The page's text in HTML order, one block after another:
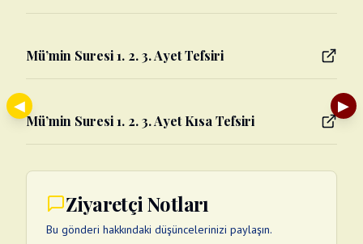
Mü’min Suresi 1. 2. 3. Ayet Tefsiri
Mü’min Suresi 1. 2. 3. Ayet Kısa Tefsiri
Ziyaretçi Notları
Bu gönderi hakkındaki düşüncelerinizi paylaşın.
◀ ▶